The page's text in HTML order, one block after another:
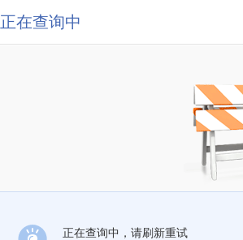
正在查询中
正在查询中，请刷新重试